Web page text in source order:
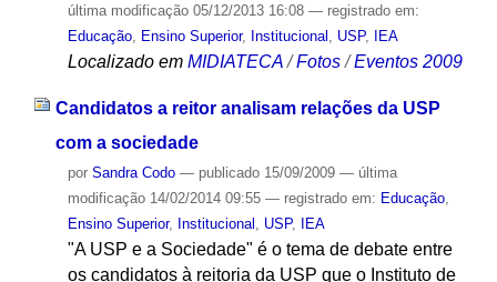
última modificação05/12/2013 16:08 — registrado em:
Educação, Ensino Superior, Institucional USP, IEA
Localizado em MIDIATECA /Fotos /Eventos 2009
Candidatos a reitor analisam relações da USP
com a sociedade
por Sandra Codo — publicado15/09/2009 — última
modificação14/02/2014 09:55 — registrado em: Educação,
Ensino Superior, Institucional , USP, IEA
"A USP e a Sociedade" é o tema de debate entre
os candidatos à reitoria da USP que o Instituto de